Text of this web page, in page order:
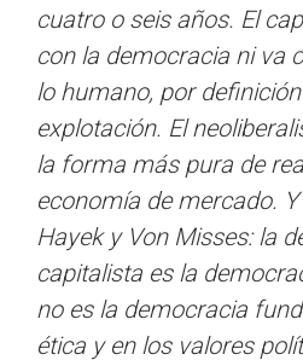
cuatro o seis años. El
con la democracia ni va
lo humano, por
explotación. El
la forma más pura de
economía de mercado.
Hayek y Von Misses: la
capitalista es la
no es la democracia
ética y en los valores